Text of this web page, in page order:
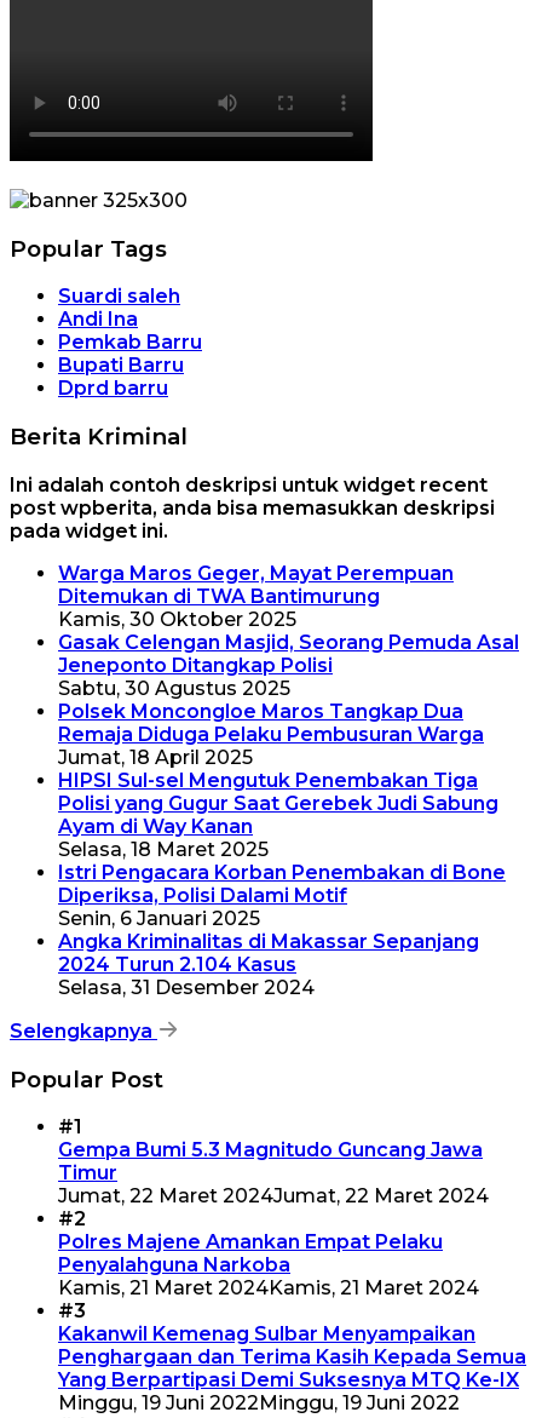
Popular Tags
Suardi saleh
Andi Ina
Pemkab Barru
Bupati Barru
Dprd barru
Berita Kriminal
Ini adalah contoh deskripsi untuk widget recent
post wpberita, anda bisa memasukkan deskripsi
pada widget ini.
Warga Maros Geger, Mayat Perempuan
Ditemukan di TWA Bantimurung
Kamis, 30 Oktober 2025
Gasak Celengan Masjid, Seorang Pemuda Asal
Jeneponto Ditangkap Polisi
Sabtu, 30 Agustus 2025
Polsek Moncongloe Maros Tangkap Dua
Remaja Diduga Pelaku Pembusuran Warga
Jumat, 18 April 2025
HIPSI Sul-sel Mengutuk Penembakan Tiga
Polisi yang Gugur Saat Gerebek Judi Sabung
Ayam di Way Kanan
Selasa, 18 Maret 2025
Istri Pengacara Korban Penembakan di Bone
Diperiksa, Polisi Dalami Motif
Senin, 6 Januari 2025
Angka Kriminalitas di Makassar Sepanjang
2024 Turun 2.104 Kasus
Selasa, 31 Desember 2024
Selengkapnya
Popular Post
#1
Gempa Bumi 5.3 Magnitudo Guncang Jawa
Timur
Jumat, 22 Maret 2024Jumat, 22 Maret 2024
#2
Polres Majene Amankan Empat Pelaku
Penyalahguna Narkoba
Kamis, 21 Maret 2024Kamis, 21 Maret 2024
#3
Kakanwil Kemenag Sulbar Menyampaikan
Penghargaan dan Terima Kasih Kepada Semua
Yang Berpartipasi Demi Suksesnya MTQ Ke-IX
Minggu, 19 Juni 2022 Minggu, 19 Juni 2022